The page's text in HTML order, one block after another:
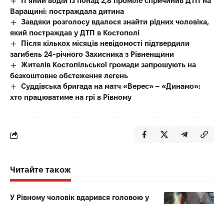
Варащині: постраждала дитина
Завдяки розголосу вдалося знайти рідних чоловіка,
який постраждав у ДТП в Костополі
Після кількох місяців невідомості підтвердили
загибель 24-річного Захисника з Рівненщини
Жителів Костопільської громади запрошують на
безкоштовне обстеження легень
Суддівська бригада на матч «Верес» – «Динамо»:
хто працюватиме на грі в Рівному
Читайте також
У Рівному чоловік вдарився головою у